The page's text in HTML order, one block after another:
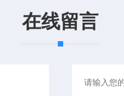
在线留言